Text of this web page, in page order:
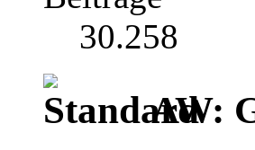
30.258
AW: